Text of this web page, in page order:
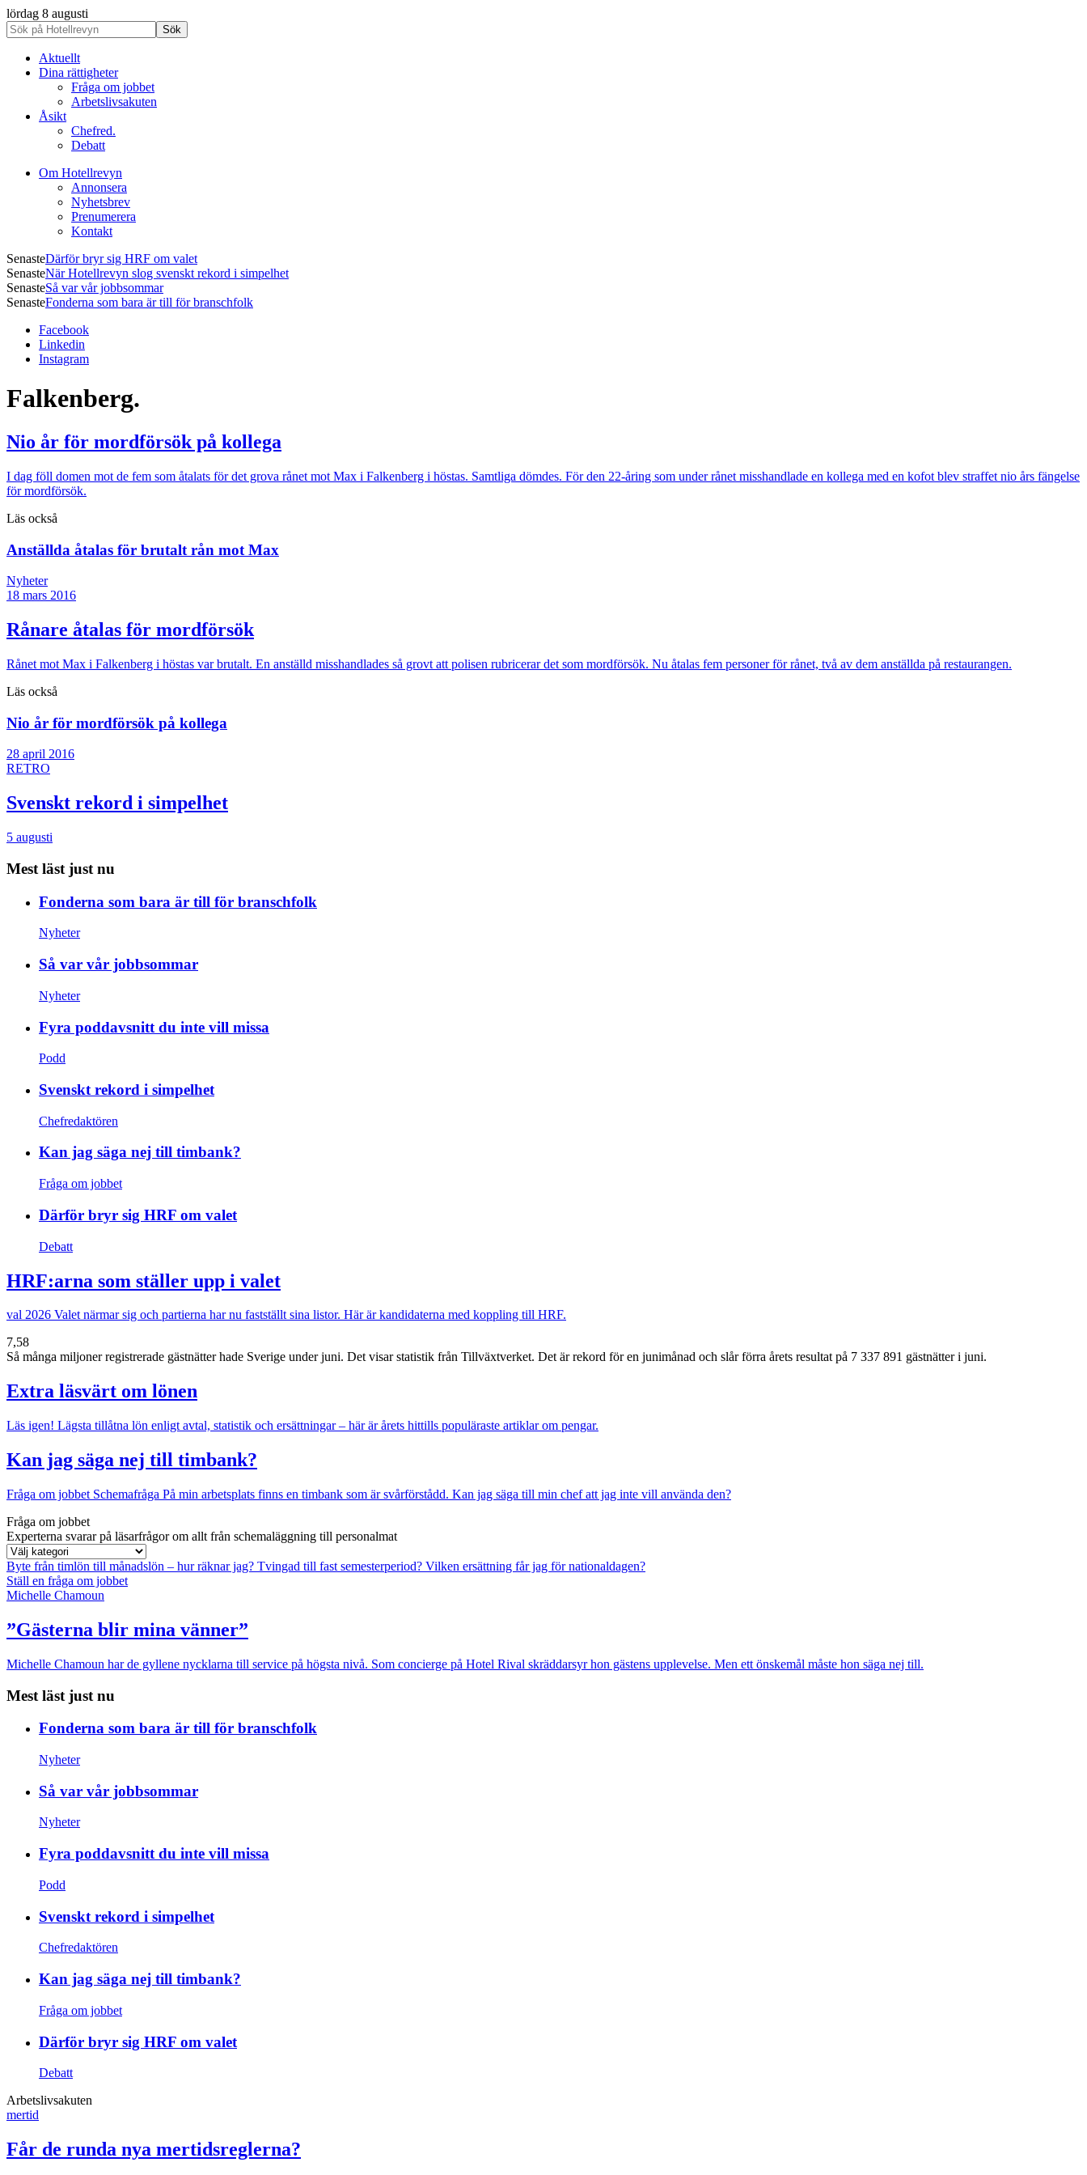
lördag 8 augusti
Aktuellt
Dina rättigheter
Fråga om jobbet
Arbetslivsakuten
Åsikt
Chefred.
Debatt
Om Hotellrevyn
Annonsera
Nyhetsbrev
Prenumerera
Kontakt
SenasteDärför bryr sig HRF om valet
SenasteNär Hotellrevyn slog svenskt rekord i simpelhet
SenasteSå var vår jobbsommar
SenasteFonderna som bara är till för branschfolk
Facebook
Linkedin
Instagram
Falkenberg.
Nio år för mordförsök på kollega
I dag föll domen mot de fem som åtalats för det grova rånet mot Max i Falkenberg i höstas. Samtliga dömdes. För den 22-åring som under rånet misshandlade en kollega med en kofot blev straffet nio års fängelse
för mordförsök.
Läs också
Anställda åtalas för brutalt rån mot Max
Nyheter
18 mars 2016
Rånare åtalas för mordförsök
Rånet mot Max i Falkenberg i höstas var brutalt. En anställd misshandlades så grovt att polisen rubricerar det som mordförsök. Nu åtalas fem personer för rånet, två av dem anställda på restaurangen.
Läs också
Nio år för mordförsök på kollega
28 april 2016
RETRO
Svenskt rekord i simpelhet
5 augusti
Mest läst just nu
Fonderna som bara är till för branschfolk
Nyheter
Så var vår jobbsommar
Nyheter
Fyra poddavsnitt du inte vill missa
Podd
Svenskt rekord i simpelhet
Chefredaktören
Kan jag säga nej till timbank?
Fråga om jobbet
Därför bryr sig HRF om valet
Debatt
HRF:arna som ställer upp i valet
val 2026 Valet närmar sig och partierna har nu fastställt sina listor. Här är kandidaterna med koppling till HRF.
7,58
Så många miljoner registrerade gästnätter hade Sverige under juni. Det visar statistik från Tillväxtverket. Det är rekord för en junimånad och slår förra årets resultat på 7 337 891 gästnätter i juni.
Extra läsvärt om lönen
Läs igen! Lägsta tillåtna lön enligt avtal, statistik och ersättningar – här är årets hittills populäraste artiklar om pengar.
Kan jag säga nej till timbank?
Fråga om jobbet Schemafråga På min arbetsplats finns en timbank som är svårförstådd. Kan jag säga till min chef att jag inte vill använda den?
Fråga om jobbet
Experterna svarar på läsarfrågor om allt från schemaläggning till personalmat
Byte från timlön till månadslön – hur räknar jag? Tvingad till fast semesterperiod? Vilken ersättning får jag för nationaldagen?
Ställ en fråga om jobbet
Michelle Chamoun
”Gästerna blir mina vänner”
Michelle Chamoun har de gyllene nycklarna till service på högsta nivå. Som concierge på Hotel Rival skräddarsyr hon gästens upp­levelse. Men ett önskemål måste hon säga nej till.
Mest läst just nu
Fonderna som bara är till för branschfolk
Nyheter
Så var vår jobbsommar
Nyheter
Fyra poddavsnitt du inte vill missa
Podd
Svenskt rekord i simpelhet
Chefredaktören
Kan jag säga nej till timbank?
Fråga om jobbet
Därför bryr sig HRF om valet
Debatt
Arbetslivsakuten
mertid
Får de runda nya mertidsreglerna?